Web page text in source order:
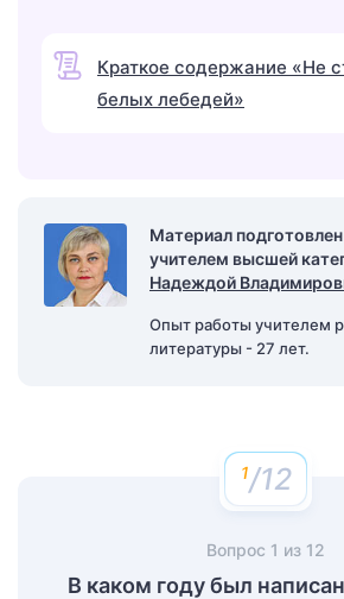
Краткое содержание «Не
белых лебедей»
Материал
учителем высшей
Надеждой
Опыт работы учителем
литературы - 27 лет.
/12
Вопрос 1 из 12
В каком году был